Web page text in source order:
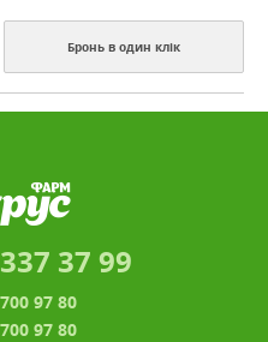
Бронь в один клік
37 99
97 80
97 80